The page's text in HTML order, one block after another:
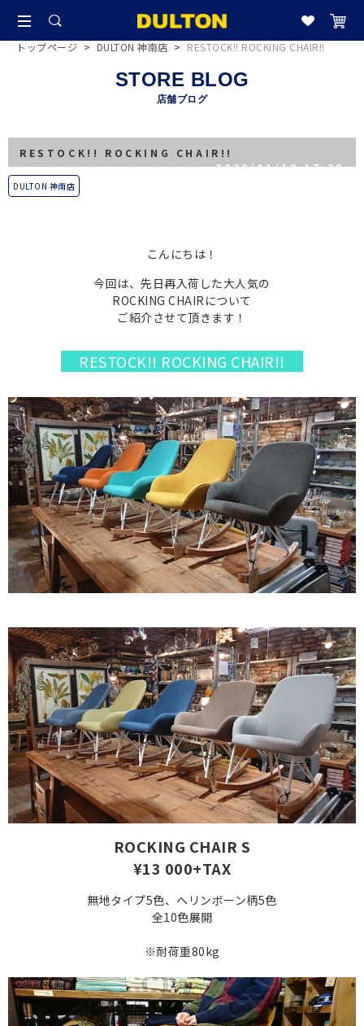
トップページ > DULTON 神南店 > RESTOCK!! ROCKING CHAIR!!
STORE BLOG
店舗ブログ
RESTOCK!! ROCKING CHAIR!!
2020/01/18 17:20
DULTON 神南店
こんにちは！
今回は、先日再入荷した大人気の
ROCKING CHAIRについて
ご紹介させて頂きます！
RESTOCK!! ROCKING CHAIR!!
ROCKING CHAIR S
¥13 000+TAX
無地タイプ5色、ヘリンボーン柄5色
全10色展開
※耐荷重80kg